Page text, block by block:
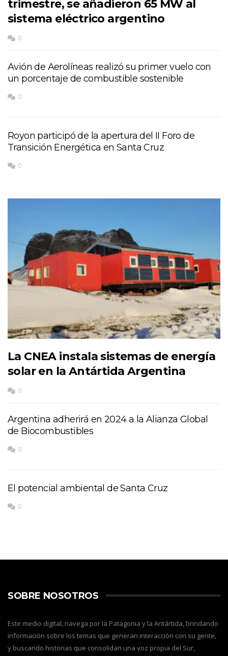
trimestre, se añadieron 65 MW al
sistema eléctrico argentino
0
Avión de Aerolíneas realizó su primer vuelo con
un porcentaje de combustible sostenible
0
Royon participó de la apertura del II Foro de
Transición Energética en Santa Cruz
0
La CNEA instala sistemas de energía
solar en la Antártida Argentina
0
Argentina adherirá en 2024 a la Alianza Global
de Biocombustibles
0
El potencial ambiental de Santa Cruz
0
SOBRE NOSOTROS
Este medio digital, navega por la Patagonia y la Antártida, brindando
información sobre los temas que generan interacción con su gente,
y buscando historias que consolidan una voz propia del Sur,